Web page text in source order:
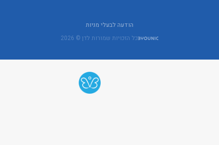
הודעה לבעלי מניות
כל הזכויות שמורות לדן © 2026